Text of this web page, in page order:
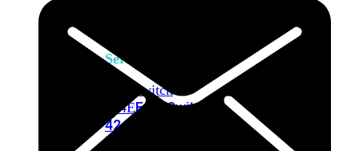
Series
FortiSwitch
424EFortiSwitch
424E-
POE